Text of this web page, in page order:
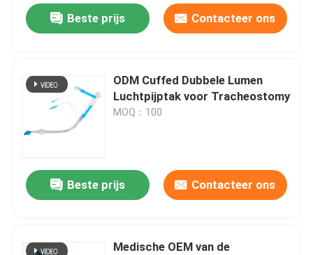
Beste prijs Contacteer ons
ODM Cuffed Dubbele Lumen
Luchtpijptak voor Tracheostomy
MOQ：100
Beste prijs Contacteer ons
Medische OEM van de